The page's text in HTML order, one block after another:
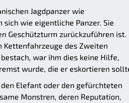
Jagdpanzer wie
wie eigentliche Panzer. Sie
Geschützturm zurückzuführen ist.
des Zweiten
war ihm dies keine Hilfe,
wurde, die er eskortieren
Elefant oder den gefürchteten
Monstren, deren Reputation,